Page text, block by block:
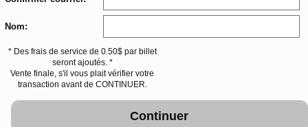
Nom:
* Des frais de service de 0.50$ par billet
seront ajoutés. *
Vente finale, s'il vous plait vérifier votre
transaction avant de CONTINUER.
Continuer